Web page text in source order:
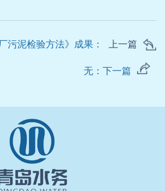
污泥检验方法》成果： 上一篇
无：下一篇